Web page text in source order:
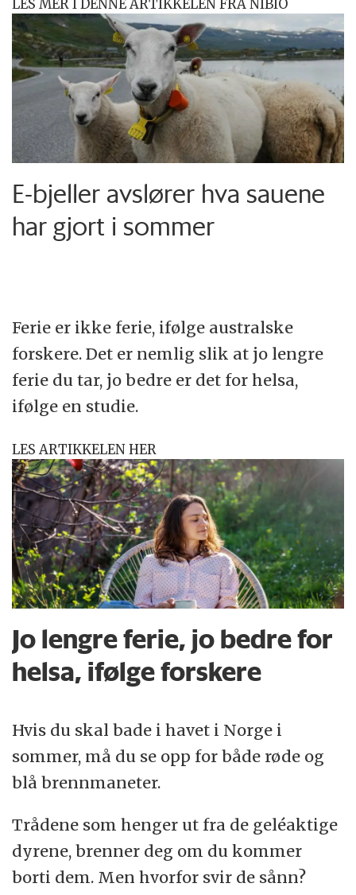
LES MER I DENNE ARTIKKELEN FRA NIBIO
E-bjeller avslører hva sauene
har gjort i sommer
Ferie er ikke ferie, ifølge australske
forskere. Det er nemlig slik at jo lengre
ferie du tar, jo bedre er det for helsa,
ifølge en studie.
LES ARTIKKELEN HER
Jo lengre ferie, jo bedre for
helsa, ifølge forskere
Hvis du skal bade i havet i Norge i
sommer, må du se opp for både røde og
blå brennmaneter.
Trådene som henger ut fra de geléaktige
dyrene, brenner deg om du kommer
borti dem. Men hvorfor svir de sånn?